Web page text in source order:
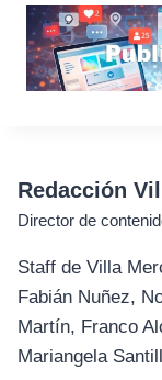
Redacción
Director de
Staff de Villa
Fabián Nuñez,
Martín, Franco
Mariangela